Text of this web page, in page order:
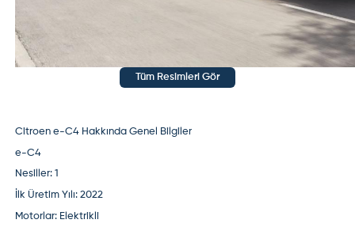
Tüm Resimleri Gör
Citroen e-C4 Hakkında Genel Bilgiler
e-C4
Nesiller:1
İlk Üretim Yılı: 2022
Motorlar: Elektrikli